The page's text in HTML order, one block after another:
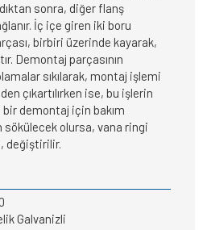
sonra, diğer flanş
İç içe giren iki boru
birbiri üzerinde kayarak,
Demontaj parçasının
sıkılarak, montaj işlemi
çıkartılırken ise, bu işlerin
bir demontaj için bakım
olursa, vana ringi
değiştirilir.
Galvanizli